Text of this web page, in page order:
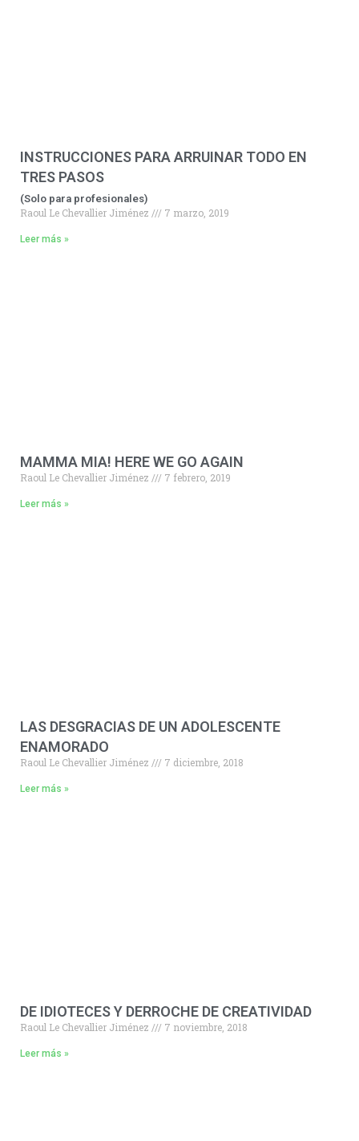
INSTRUCCIONES PARA ARRUINAR TODO EN
TRES PASOS
(Solo para profesionales)
Raoul Le Chevallier Jiménez 7 marzo, 2019
Leer más »
MAMMA MIA! HERE WE GO AGAIN
Raoul Le Chevallier Jiménez 7 febrero, 2019
Leer más »
LAS DESGRACIAS DE UN ADOLESCENTE
ENAMORADO
Raoul Le Chevallier Jiménez 7 diciembre, 2018
Leer más »
DE IDIOTECES Y DERROCHE DE CREATIVIDAD
Raoul Le Chevallier Jiménez 7 noviembre, 2018
Leer más »